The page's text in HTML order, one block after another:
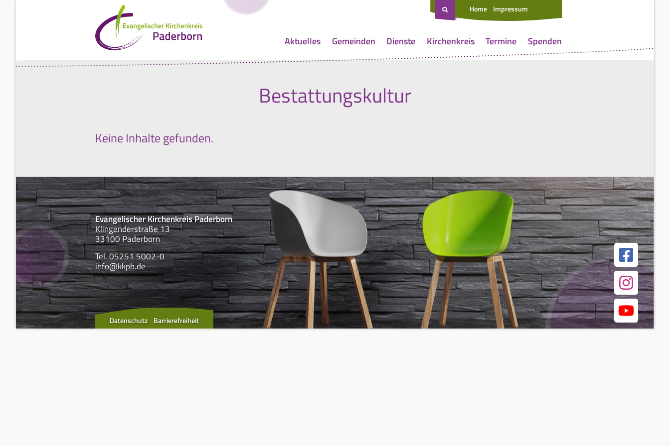
Home Impressum
Aktuelles Gemeinden Dienste Kirchenkreis Termine Spenden
Bestattungskultur
Keine Inhalte gefunden.
Evangelischer Kirchenkreis Paderborn
Klingenderstraße 13
33100 Paderborn
Tel. 05251 5002-0
info@kkpb.de
Datenschutz Barrierefreiheit